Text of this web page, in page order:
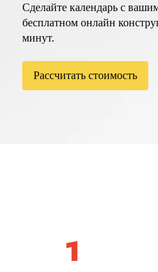
Сделайте календарь с
бесплатном онлайн
минут.
Рассчитать стоимость